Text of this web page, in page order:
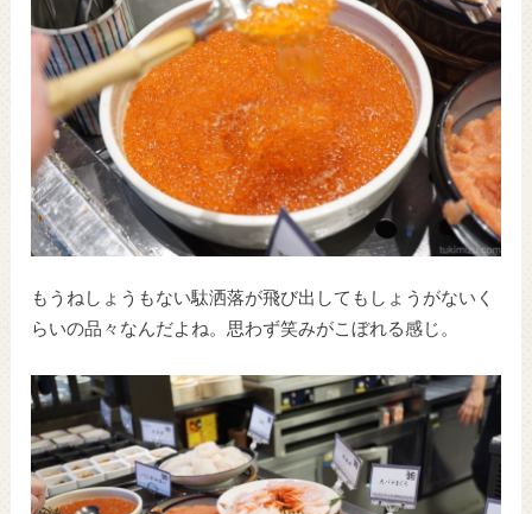
もうねしょうもない駄洒落が飛び出してもしょうがないく
らいの品々なんだよね。思わず笑みがこぼれる感じ。